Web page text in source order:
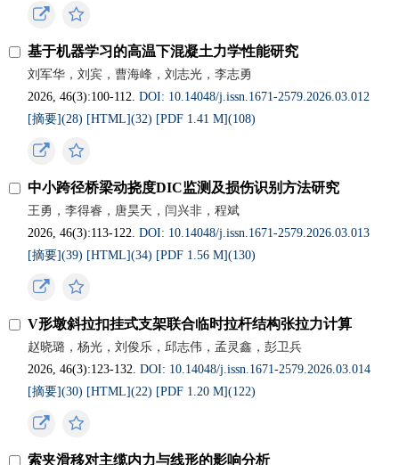
基于机器学习的高温下混凝土力学性能研究
刘军华，刘宾，曹海峰，刘志光，李志勇
2026, 46(3):100-112.DOI: 10.14048/j.issn.1671-2579.2026.03.012
[摘要](28) [HTML](32) [PDF 1.41 M](108)
中小跨径桥梁动挠度DIC监测及损伤识别方法研究
王勇，李得睿，唐昊天，闫兴非，程斌
2026, 46(3):113-122.DOI: 10.14048/j.issn.1671-2579.2026.03.013
[摘要](39) [HTML](34) [PDF 1.56 M](130)
V形墩斜拉扣挂式支架联合临时拉杆结构张拉力计算
赵晓璐，杨光，刘俊乐，邱志伟，孟灵鑫，彭卫兵
2026, 46(3):123-132.DOI: 10.14048/j.issn.1671-2579.2026.03.014
[摘要](30) [HTML](22) [PDF 1.20 M](122)
索夹滑移对主缆内力与线形的影响分析